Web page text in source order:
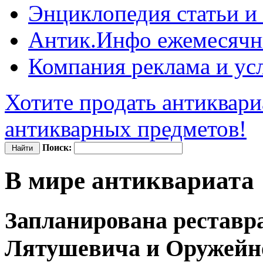
Энциклопедия статьи
Антик.Инфо
Компания реклама и
Хотите продать
антикварных предметов!
Поиск:
В мире антиквариата
Запланирована
Лятушевича и